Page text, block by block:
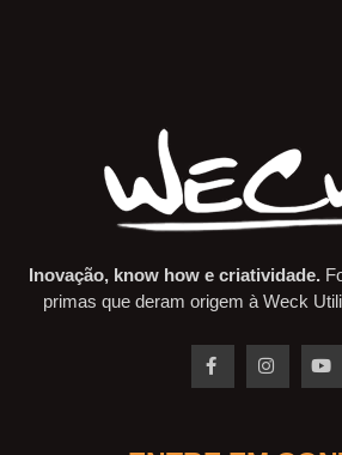
Inovação, know how e criatividade.
primas que deram origem à Weck